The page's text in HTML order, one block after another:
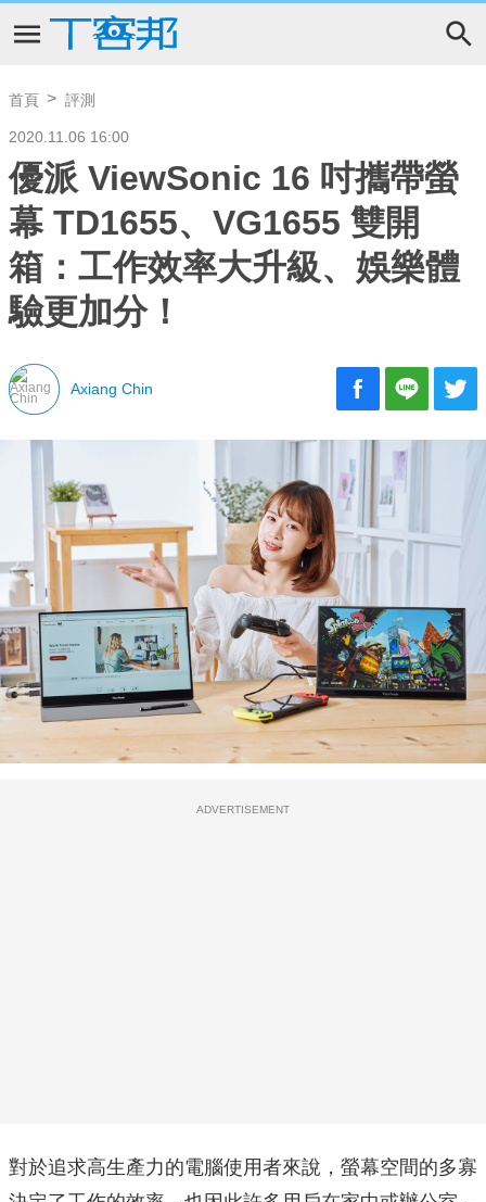
首頁 評測
2020.11.06 16:00
優派 ViewSonic 16 吋攜帶螢
幕 TD1655、VG1655 雙開
箱：工作效率大升級、娛樂體
驗更加分！
Axiang Chin
ADVERTISEMENT
對於追求高生產力的電腦使用者來說，螢幕空間的多寡